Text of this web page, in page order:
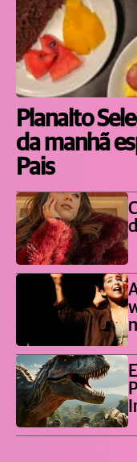
Planalto
da manhã
Pais